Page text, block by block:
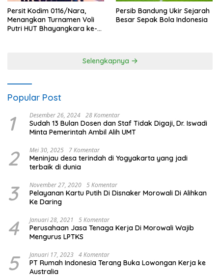
Persit Kodim 0116/Nara,
Menangkan Turnamen Voli
Putri HUT Bhayangkara ke-
Persib Bandung Ukir Sejarah
Besar Sepak Bola Indonesia
Selengkapnya
Popular Post
1 Desember 26, 2024 28 Komentar
Sudah 13 Bulan Dosen dan Staf Tidak Digaji, Dr. Iswadi
Minta Pemerintah Ambil Alih UMT
2 Mei 30, 2025 7 Komentar
Meninjau desa terindah di Yogyakarta yang jadi
terbaik di dunia
3 November 27, 2020 5 Komentar
Pelayanan Kartu Putih Di Disnaker Morowali Di Alihkan
Ke Daring
4 Januari 28, 2021 5 Komentar
Perusahaan Jasa Tenaga Kerja Di Morowali Wajib
Mengurus LPTKS
5 Januari 17, 2023 4 Komentar
PT Rumah Indonesia Terang Buka Lowongan Kerja ke
Australia